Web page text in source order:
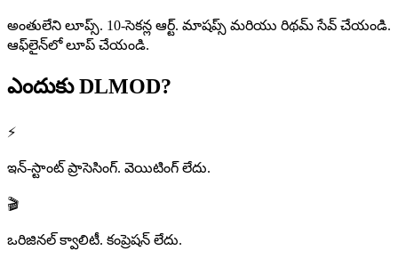
అంతులేని లూప్స్. 10-సెకన్ల ఆర్ట్. మాషప్స్ మరియు రిథమ్ సేవ్ చేయండి.
ఆఫ్‌లైన్‌లో లూప్ చేయండి.
ఎందుకు DLMOD?
⚡
ఇన్-స్టాంట్ ప్రాసెసింగ్. వెయిటింగ్ లేదు.
🎬
ఒరిజినల్ క్వాలిటీ. కంప్రెషన్ లేదు.